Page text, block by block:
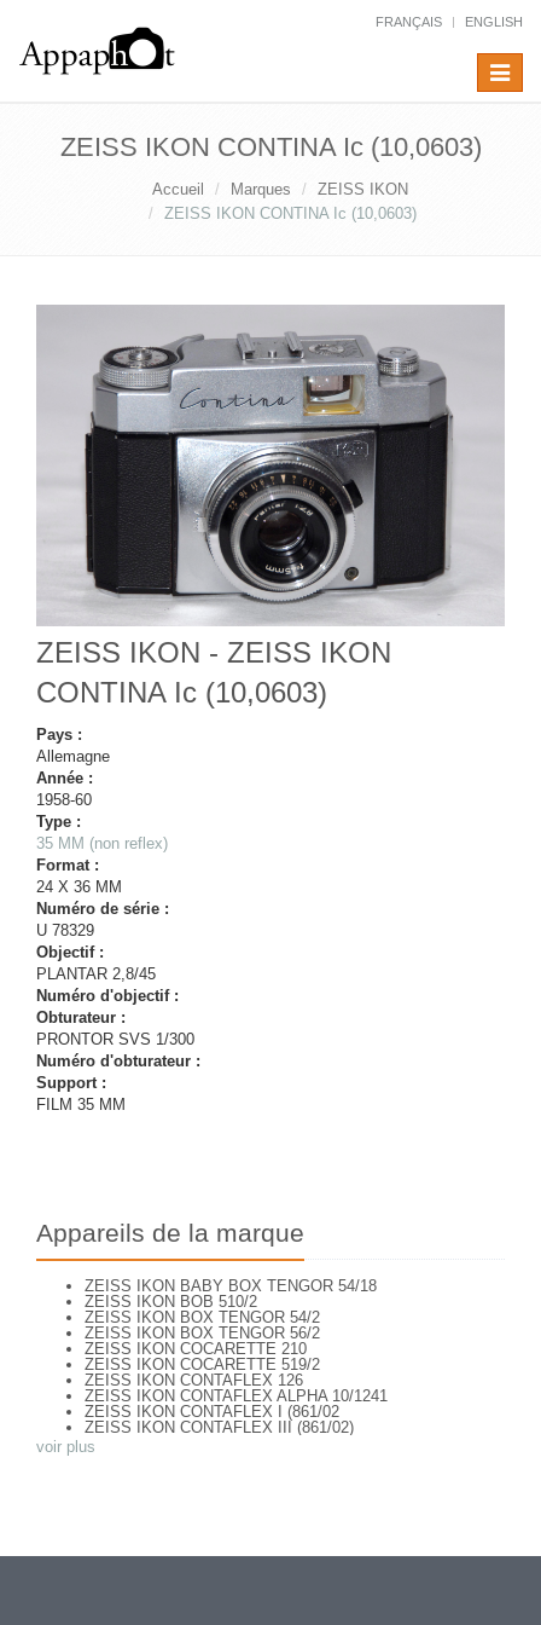
FRANÇAIS ENGLISH
Toggle
ZEISS IKON CONTINA Ic (10,0603)
Accueil Marques
ZEISS IKON
ZEISS IKON CONTINA Ic (10,0603)
ZEISS IKON - ZEISS IKON
CONTINA Ic (10,0603)
Pays :
Allemagne
Année :
1958-60
Type :
35 MM (non reflex)
Format :
24 X 36 MM
Numéro de série :
U 78329
Objectif :
PLANTAR 2,8/45
Numéro d'objectif :
Obturateur :
PRONTOR SVS 1/300
Numéro d'obturateur :
Support :
FILM 35 MM
Appareils de la marque
ZEISS IKON BABY BOX TENGOR 54/18
ZEISS IKON BOB 510/2
ZEISS IKON BOX TENGOR 54/2
ZEISS IKON BOX TENGOR 56/2
ZEISS IKON COCARETTE 210
ZEISS IKON COCARETTE 519/2
ZEISS IKON CONTAFLEX 126
ZEISS IKON CONTAFLEX ALPHA 10/1241
ZEISS IKON CONTAFLEX I (861/02
ZEISS IKON CONTAFLEX III (861/02)
ZEISS IKON CONTAFLEX IV
ZEISS IKON CONTAFLEX SUPER BC (10,1273)
voir plus